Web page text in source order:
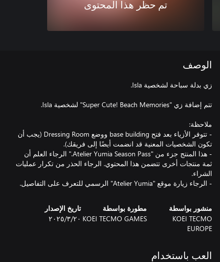
تم حظر هذا المحتوى
الوصف
- تتوفر الأزياء بعد فتح base building ووضع Dressing Room (يجب أن
- هذا المنتج جزء من "Atelier Yumia Season Pass." الرجاء العلم أن
ثمة منتجات أخرى تتضمن هذا المحتوي. الرجاء الحذر من تكرار عمليات
- الرجاء زيارة موقع "Atelier Yumia" الرسمي للتعرف على التفاصيل.
منشور بواسطة
KOEI TECMO
EUROPE
مطورة بواسطة
KOEI TECMO GAMES
تاريخ الإصدار
٢٠‏/٣‏/٢٠٢٥
العب باستخدام